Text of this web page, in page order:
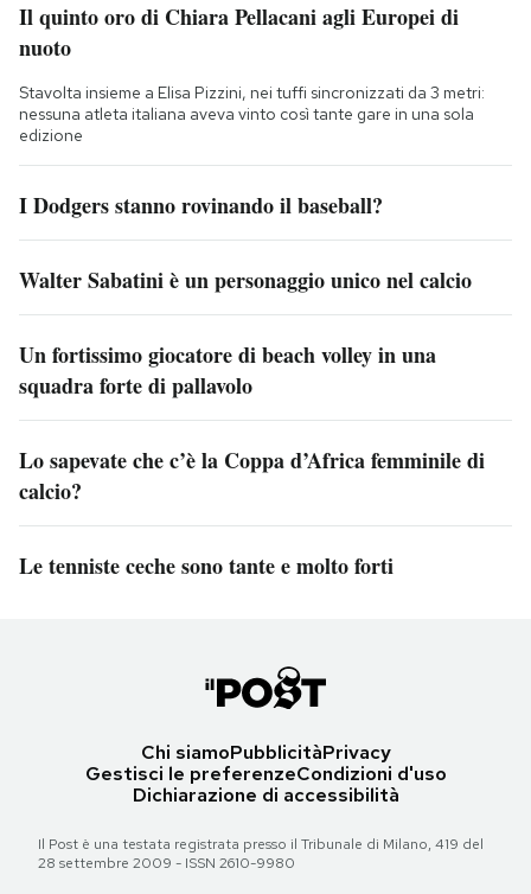
Il quinto oro di Chiara Pellacani agli Europei di
nuoto
Stavolta insieme a Elisa Pizzini, nei tuffi sincronizzati da 3 metri:
nessuna atleta italiana aveva vinto così tante gare in una sola
edizione
I Dodgers stanno rovinando il baseball?
Walter Sabatini è un personaggio unico nel calcio
Un fortissimo giocatore di beach volley in una
squadra forte di pallavolo
Lo sapevate che c’è la Coppa d’Africa femminile di
calcio?
Le tenniste ceche sono tante e molto forti
Chi siamoPubblicitàPrivacy
Gestisci le preferenzeCondizioni d'uso
Dichiarazione di accessibilità
Il Post è una testata registrata presso il Tribunale di Milano, 419 del
28 settembre 2009 - ISSN 2610-9980